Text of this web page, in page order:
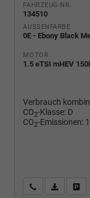
FAHRZEUG-NR.
134510
AUSSENFARBE
0E - Ebony Black
MOTOR
1.5 eTSI mHEV
Verbrauch
CO2-Klasse: D
CO2-Emissionen:
Wir rufen Sie an
PDF-